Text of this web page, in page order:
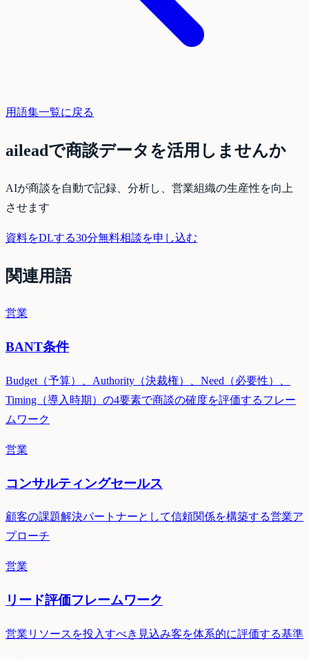
用語集一覧に戻る
aileadで商談データを活用しませんか
AIが商談を自動で記録、分析し、営業組織の生産性を向上
させます
資料をDLする30分無料相談を申し込む
関連用語
営業
BANT条件
Budget（予算）、Authority（決裁権）、Need（必要性）、
Timing（導入時期）の4要素で商談の確度を評価するフレー
ムワーク
営業
コンサルティングセールス
顧客の課題解決パートナーとして信頼関係を構築する営業ア
プローチ
営業
リード評価フレームワーク
営業リソースを投入すべき見込み客を体系的に評価する基準